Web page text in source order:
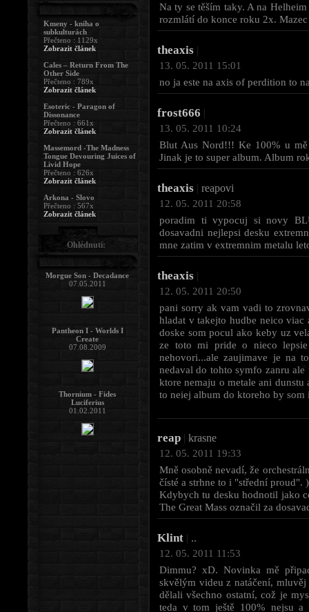
Na ty se těším taky. A na
rozmlátí do konce roku 2x.
theaxis |
13. 05. 2011 15:01
no ja este na axis of perdition to
frost666 |
13. 05. 2011 10:24
Blut Aus Nord!!! Ke 100% u
Jinak je to super album. Album
theaxis | reapovi
12. 05. 2011 20:58
poradim ti vypocuj si novy
dosavadni nejlepsi desku
mne zatim v extremnim metalu
theaxis |
12. 05. 2011 20:50
pani sorry ak vam vadi to
hladat v takejto hudbe neico
doske som pocul ako keby uz
ze toto mi pride o nieco
nehovori...ale zaujimave je na
nedaval do tohto symfo zanru
ktore nemaju o metale ani
to neiej album do ktoreho by som
reap | krasne
12. 05. 2011 19:33
Mně osobně nevadí, že
čísté a strhne to i "střední proud".
Kdybych tu desku hodnotil jako
The Great Mass označil za
Klint | ..
12. 05. 2011 11:53
Dimmu? xD. Novinka mě
skvělým videu z natáčení,
dělali všechno ostatní, což je
teda v tom ještě 100% nejsu
Kmeny - kniha o
subkulturách
Přečteno : 1129x
Zobrazit článek
Cales – Return From The
Other Side
Přečteno : 789x
Zobrazit článek
Esoteric - Paragon of
Dissonance
Přečteno : 661x
Zobrazit článek
Massemord -The Madness
Tongue Devouring Juices of
Livid Hope
Přečteno : 626x
Zobrazit článek
Arkona - Slovo
Přečteno : 567x
Zobrazit článek
Ohlédnutí:
Morgue Son - Decadance
07.05.2011
Pantheon I - Worlds I
Create
07.08.2009
Thornium - Fides
Luciferius
01.02.2011